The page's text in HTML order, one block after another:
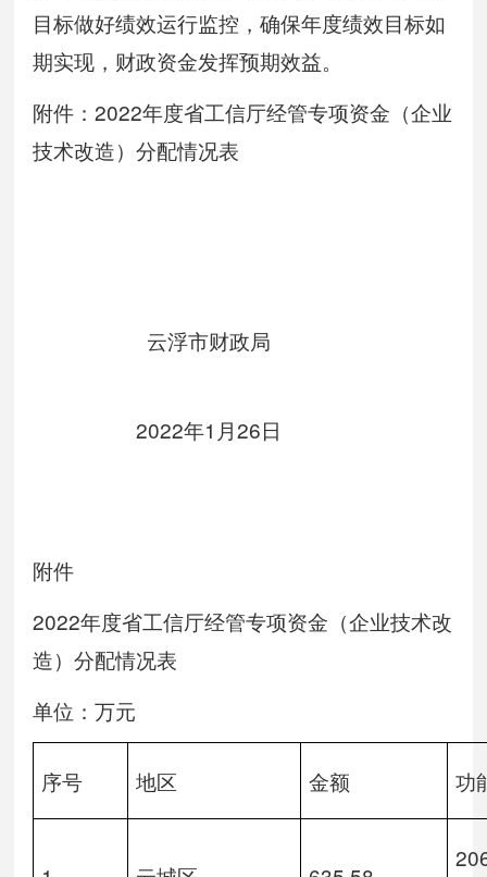
目标做好绩效运行监控，确保年度绩效目标如
期实现，财政资金发挥预期效益。
附件：2022年度省工信厅经管专项资金（企业
技术改造）分配情况表
云浮市财政局
2022年1月26日
附件
2022年度省工信厅经管专项资金（企业技术改
造）分配情况表
单位：万元
序号 地区 金额 功